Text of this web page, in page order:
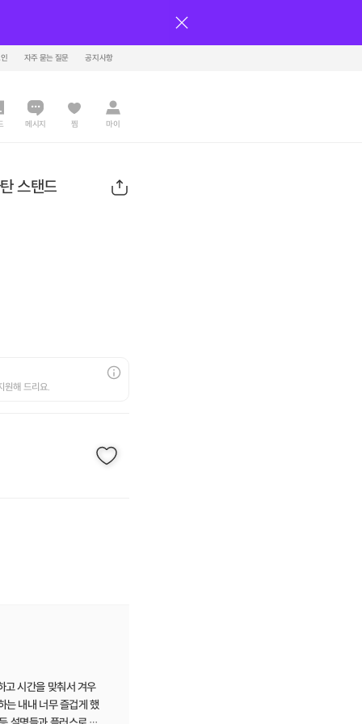
자주 묻는 질문 공지사항
메시지 찜 마이
스탠드
원해 드리요.
고 시간을 맞춰서 겨우
는 내내 너무 즐겁게 했